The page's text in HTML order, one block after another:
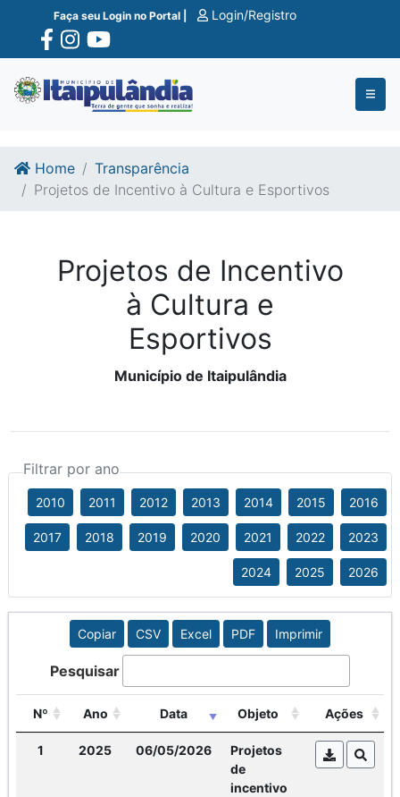
Ir para o conte�do
Ir para o fim do conte�do
Faça seu Login no Portal | Login/Registro
Home
Transparência
Projetos de Incentivo à Cultura e Esportivos
Projetos de Incentivo
à Cultura e
Esportivos
Município de Itaipulândia
Filtrar por ano
2010 2011 2012 2013 2014 2015 2016
2017 2018 2019 2020 2021 2022 2023
2024 2025 2026
Copiar CSV Excel PDF Imprimir
Pesquisar
Nº Ano Data Objeto Ações
1 2025 06/05/2026
Projetos
de
incentivo